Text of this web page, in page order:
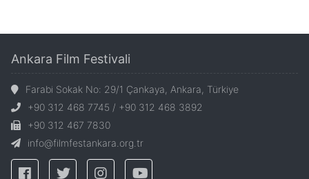
Ankara Film Festivali
Farabi Sokak No: 29/1 Çankaya, Ankara, Türkiye
+90 312 468 7745 / +90 312 468 3892
+90 312 467 7830
info@filmfestankara.org.tr